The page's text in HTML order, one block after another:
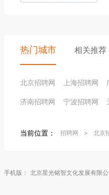
热门城市 相关推荐
北京招聘网 上海招聘网
济南招聘网 宁波招聘网
当前位置： 招聘网 > 北京
手机版： 北京星光铭智文化发展有限公